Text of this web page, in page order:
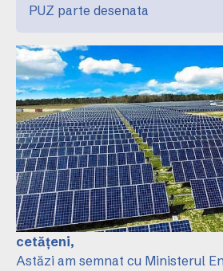
PUZ parte desenata
cetățeni,
Astăzi am semnat cu Ministerul